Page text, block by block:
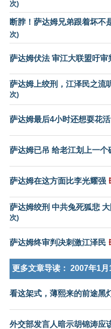
次)
断脖！萨达姆兄弟跟着坏不
次)
萨达姆伏法 审江大联盟吁审
萨达姆上绞刑，江泽民之流
次)
萨达姆最后4小时还想耍花活
萨达姆已吊 给老江划上一个
萨达姆在这方面比李光耀强
萨达姆绞刑 中共兔死狐悲
次)
萨达姆终审判决刺激江泽民
更多文章导读： 2007年1月
看这架式，薄熙来的前途黑
外交部发言人暗示胡锦涛应